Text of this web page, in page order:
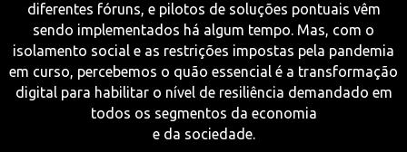
diferentes fóruns, e pilotos de soluções pontuais vêm
sendo implementados há algum tempo. Mas, com o
isolamento social e as restrições impostas pela pandemia
em curso, percebemos o quão essencial é a transformação
digital para habilitar o nível de resiliência demandado em
todos os segmentos da economia
e da sociedade.